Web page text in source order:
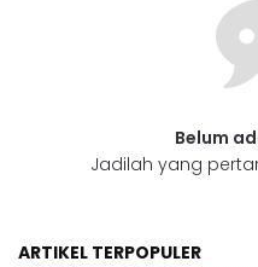
Belum
Jadilah yang
ARTIKEL TERPOPULER